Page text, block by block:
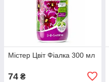
Містер Цвіт Фіалка 300 мл
74 ₴